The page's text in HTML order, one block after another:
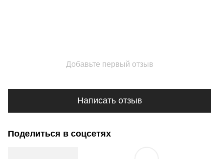
Добавьте первый отзыв
Написать отзыв
Поделиться в соцсетях